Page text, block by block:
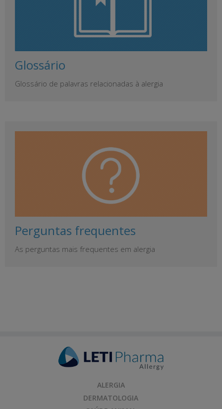
Glossário
Glossário de palavras relacionadas à alergia
Perguntas frequentes
As perguntas mais frequentes em alergia
ALERGIA
DERMATOLOGIA